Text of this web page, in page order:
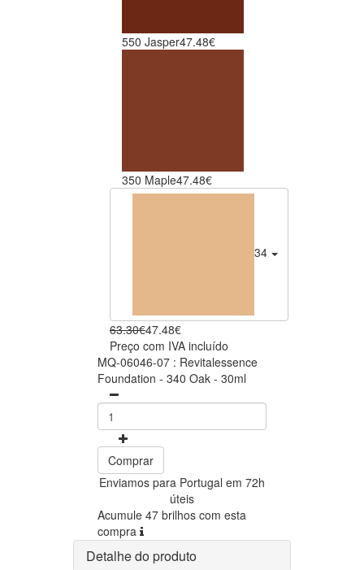
550 Jasper47.48€
350 Maple47.48€
340 Oak
63.30€47.48€
Preço com IVA incluído
MQ-06046-07 : Revitalessence
Foundation - 340 Oak - 30ml
Comprar
Enviamos para Portugal em 72h
úteis
Acumule 47 brilhos com esta
compra
Detalhe do produto